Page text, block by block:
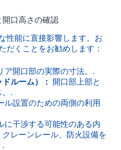
開口高さの確認
性能に直接影響します。お
だくことをお勧めします：
ア開口部の実際の寸法。.
ルーム）：
開口部上部と
。.
ル設置のための両側の利用
に干渉する可能性のある内
レーンレール、防火設備を
.